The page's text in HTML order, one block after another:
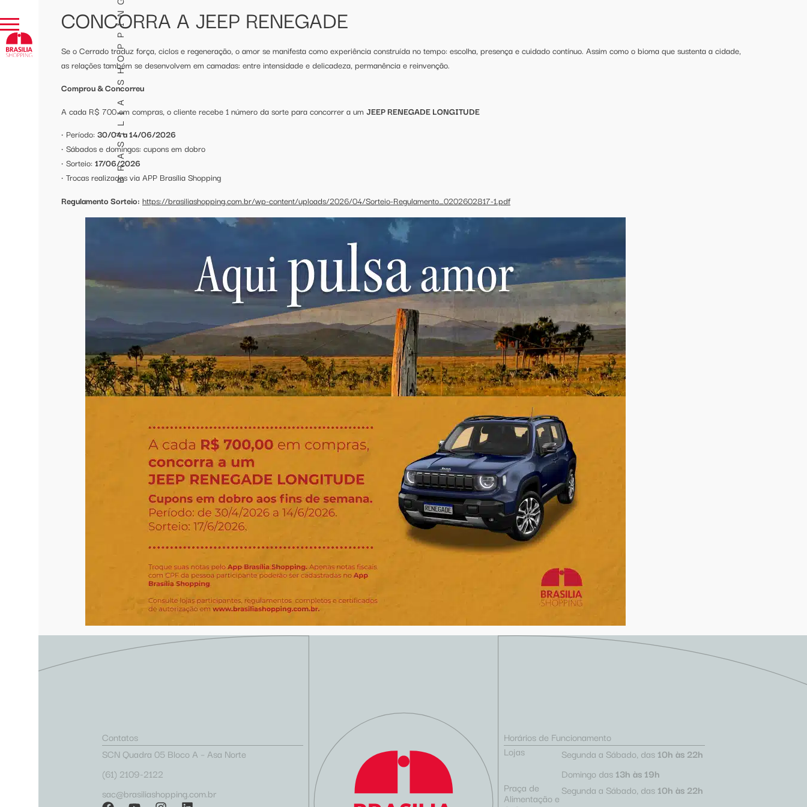
BRASÍLIA SHOPPING
CONCORRA A JEEP RENEGADE
Se o Cerrado traduz força, ciclos e regeneração, o amor se manifesta como experiência construída no tempo: escolha, presença e cuidado contínuo. Assim como o bioma que sustenta a cidade,
as relações também se desenvolvem em camadas: entre intensidade e delicadeza, permanência e reinvenção.
Comprou & Concorreu
A cada R$ 700 em compras, o cliente recebe 1 número da sorte para concorrer a um JEEP RENEGADE LONGITUDE
• Período:30/04 a 14/06/2026
• Sábados e domingos: cupons em dobro
• Sorteio:17/06/2026
• Trocas realizadas via APP Brasília Shopping
Regulamento Sorteio: https://brasiliashopping.com.br/wp-content/uploads/2026/04/Sorteio-Regulamento_0202602817-1.pdf
Contatos
SCN Quadra 05 Bloco A – Asa Norte
(61) 2109-2122
sac@brasiliashopping.com.br
Horários de Funcionamento
Lojas
Segunda a Sábado, das 10h às 22h
Domingo das 13h às 19h
Praça de
Alimentação e
Segunda a Sábado, das 10h às 22h